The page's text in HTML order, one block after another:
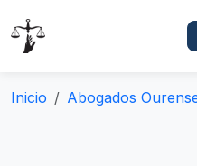
Inicio Abogados